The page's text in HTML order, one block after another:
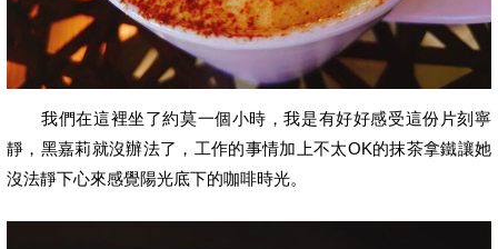
我們在這裡坐了約莫一個小時，我是有好好感受這份片刻寧
靜，黑嘉莉就沒辦法了，工作的事情加上不太OK的抹茶拿鐵讓她
沒法靜下心來感覺陽光底下的咖啡時光。